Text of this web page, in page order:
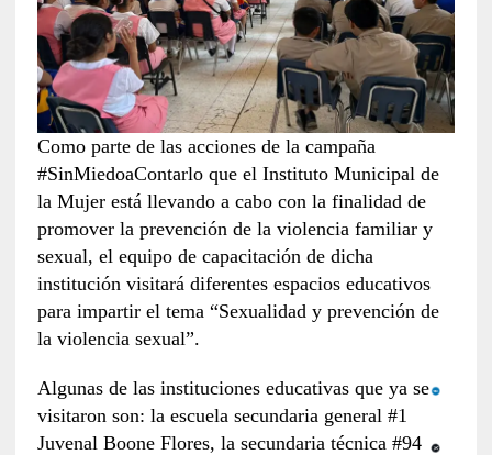
Como parte de las acciones de la campaña
#SinMiedoaContarlo que el Instituto Municipal de
la Mujer está llevando a cabo con la finalidad de
promover la prevención de la violencia familiar y
sexual, el equipo de capacitación de dicha
institución visitará diferentes espacios educativos
para impartir el tema “Sexualidad y prevención de
la violencia sexual”.
Algunas de las instituciones educativas que ya se
visitaron son: la escuela secundaria general #1
Juvenal Boone Flores, la secundaria técnica #94